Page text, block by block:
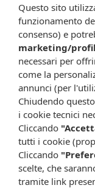
tenga presente
in misura
garantendo
Conservazione
Conservare nella
tra -10°C e
chiusi non
raggiungono in
funzionalità
Formato
Misure: 12,4x4x13,5
Attenzione:
Questo sito
funzionamento
consenso) e
marketing/
necessari per
come la
annunci (per
Chiudendo
i cookie tecnici
Cliccando
tutti i cookie
Cliccando
scelte, che
tramite link